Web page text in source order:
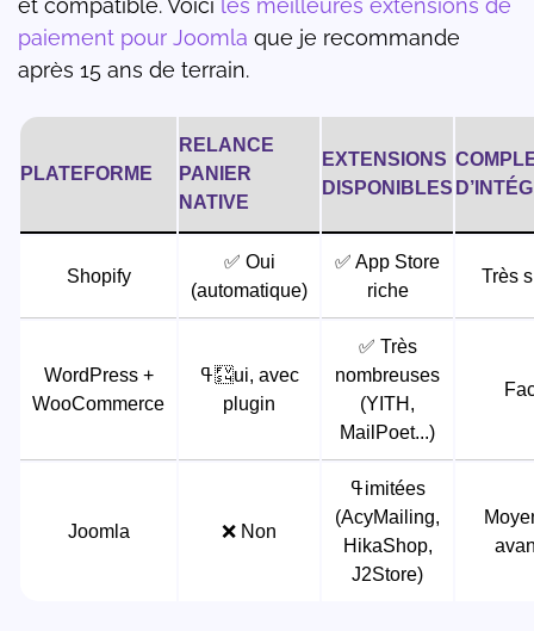
et compatible. Voici les meilleures extensions de
paiement pour Joomla que je recommande
après 15 ans de terrain.
PLATEFORME
RELANCE
PANIER
NATIVE
EXTENSIONS
DISPONIBLES
Shopify
✅ Oui
(automatique)
✅ App Store
riche
Très
WordPress +
WooCommerce
ߟ᠏ui, avec
plugin
✅ Très
nombreuses
(YITH,
MailPoet...)
Joomla ❌ Non
ߟ᠌imitées
(AcyMailing,
HikaShop,
J2Store)